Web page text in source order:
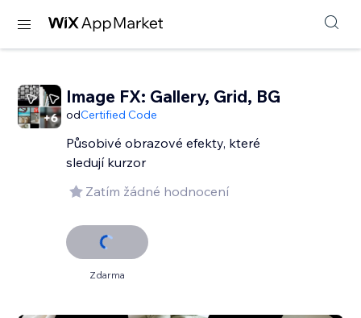
Image FX: Gallery, Grid, BG
odCertified Code
Působivé obrazové efekty, které
sledují kurzor
Zatím žádné hodnocení
Zdarma